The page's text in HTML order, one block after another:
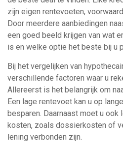
zijn eigen rentevoeten,
Door meerdere aanbiedingen
een goed beeld krijgen van wat
is en welke optie het beste bij u
Bij het vergelijken van
verschillende factoren waar u
Allereerst is het belangrijk om
Een lage rentevoet kan u op
besparen. Daarnaast moet u
kosten, zoals dossierkosten of
lening verbonden zijn.